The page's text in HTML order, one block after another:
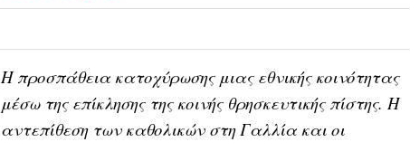
Η προσπάθεια κατοχύρωσης μιας εθνικής κοινότητας
μέσω της επίκλησης της κοινής θρησκευτικής πίστης. Η
αντεπίθεση των καθολικών στη Γαλλία και οι